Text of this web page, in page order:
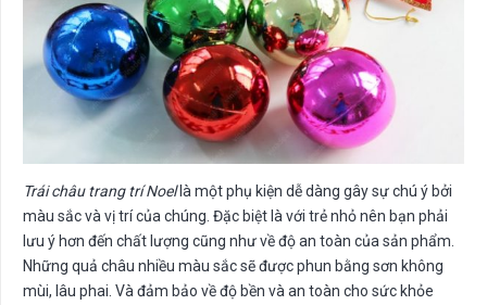
Trái châu trang trí Noellà một phụ kiện dễ dàng gây sự chú ý bởi
màu sắc và vị trí của chúng. Đặc biệt là với trẻ nhỏ nên bạn phải
lưu ý hơn đến chất lượng cũng như về độ an toàn của sản phẩm.
Những quả châu nhiều màu sắc sẽ được phun bằng sơn không
mùi, lâu phai. Và đảm bảo về độ bền và an toàn cho sức khỏe